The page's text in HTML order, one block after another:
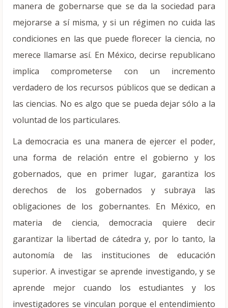
manera de gobernarse que se da la sociedad para
mejorarse a sí misma, y si un régimen no cuida las
condiciones en las que puede florecer la ciencia, no
merece llamarse así. En México, decirse republicano
implica comprometerse con un incremento
verdadero de los recursos públicos que se dedican a
las ciencias. No es algo que se pueda dejar sólo a la
voluntad de los particulares.
La democracia es una manera de ejercer el poder,
una forma de relación entre el gobierno y los
gobernados, que en primer lugar, garantiza los
derechos de los gobernados y subraya las
obligaciones de los gobernantes. En México, en
materia de ciencia, democracia quiere decir
garantizar la libertad de cátedra y, por lo tanto, la
autonomía de las instituciones de educación
superior. A investigar se aprende investigando, y se
aprende mejor cuando los estudiantes y los
investigadores se vinculan porque el entendimiento